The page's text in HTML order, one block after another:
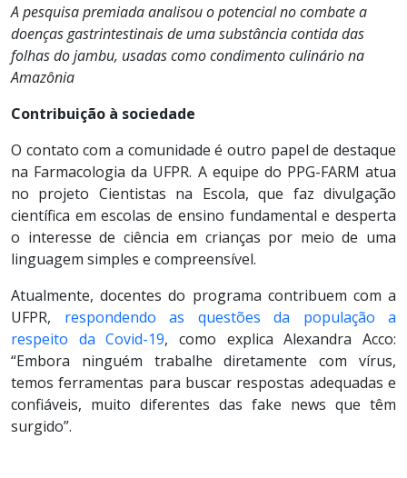
A pesquisa premiada analisou o potencial no combate a
doenças gastrintestinais de uma substância contida das
folhas do jambu, usadas como condimento culinário na
Amazônia
Contribuição à sociedade
O contato com a comunidade é outro papel de destaque
na Farmacologia da UFPR. A equipe do PPG-FARM atua
no projeto Cientistas na Escola, que faz divulgação
científica em escolas de ensino fundamental e desperta
o interesse de ciência em crianças por meio de uma
linguagem simples e compreensível.
Atualmente, docentes do programa contribuem com a
UFPR, respondendo as questões da população a
respeito da Covid-19, como explica Alexandra Acco:
“Embora ninguém trabalhe diretamente com vírus,
temos ferramentas para buscar respostas adequadas e
confiáveis, muito diferentes das fake news que têm
surgido”.